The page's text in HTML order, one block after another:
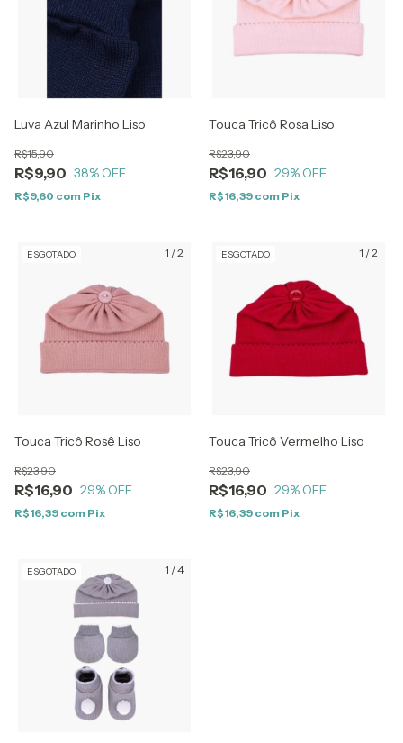
Luva Azul Marinho Liso
R$9,90
R$15,90
38% OFF
R$9,60 com Pix
Touca Tricô Rosa Liso
R$16,90
R$23,90
29% OFF
R$16,39 com Pix
1 /2
ESGOTADO
Touca Tricô Rosê Liso
R$16,90
R$23,90
29% OFF
R$16,39 com Pix
1 /2
ESGOTADO
Touca Tricô Vermelho Liso
R$16,90
R$23,90
29% OFF
R$16,39 com Pix
1 /4
ESGOTADO